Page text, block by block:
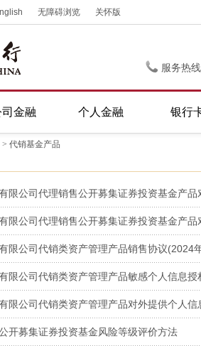
无障碍浏览 关怀版
服务热
司金融 个人金融 银行
> 代销基金产品
限公司代理销售公开募集证券投资基金产
限公司代理销售公开募集证券投资基金产
限公司代销类资产管理产品销售协议(2024
限公司代销类资产管理产品敏感个人信息
限公司代销类资产管理产品对外提供个人
开募集证券投资基金风险等级评价方法